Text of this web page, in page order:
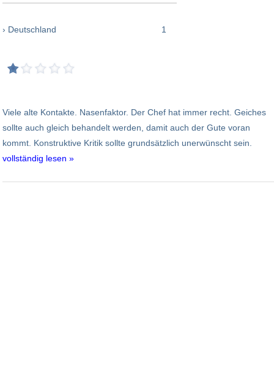
› Deutschland 1
Viele alte Kontakte. Nasenfaktor. Der Chef hat immer recht. Geiches
sollte auch gleich behandelt werden, damit auch der Gute voran
kommt. Konstruktive Kritik sollte grundsätzlich unerwünscht sein.
vollständig lesen »